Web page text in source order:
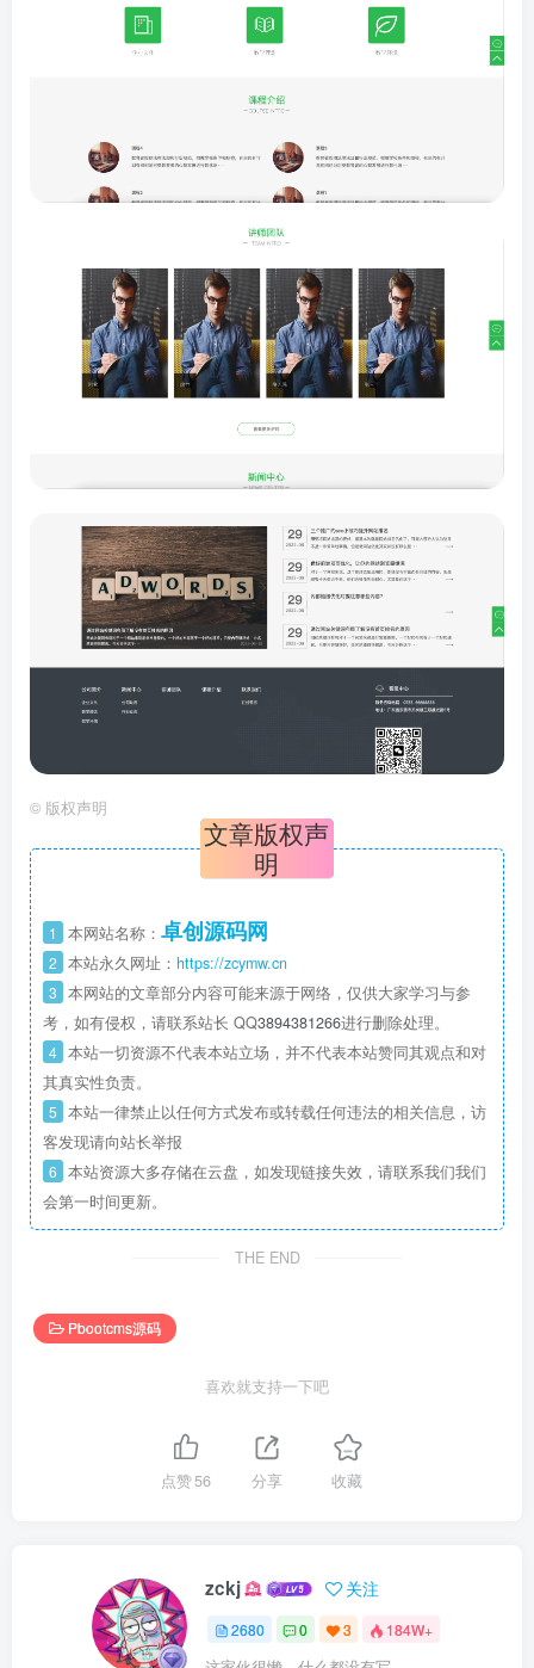
© 版权声明
文章版权声
明
1 本网站名称： 卓创源码网
2 本站永久网址： https://zcymw.cn
3 本网站的文章部分内容可能来源于网络，仅供大家学习与参
考，如有侵权，请联系站长 QQ3894381266进行删除处理。
4 本站一切资源不代表本站立场，并不代表本站赞同其观点和对
其真实性负责。
5 本站一律禁止以任何方式发布或转载任何违法的相关信息，访
客发现请向站长举报
6 本站资源大多存储在云盘，如发现链接失效，请联系我们我们
会第一时间更新。
THE END
Pbootcms源码
喜欢就支持一下吧
点赞56 分享 收藏
zckj 关注
2680 0 3 184W+